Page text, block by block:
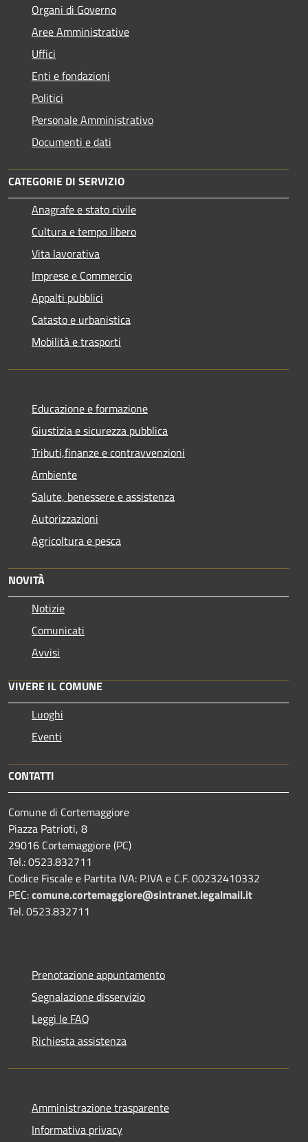
Organi di Governo
Aree Amministrative
Uffici
Enti e fondazioni
Politici
Personale Amministrativo
Documenti e dati
CATEGORIE DI SERVIZIO
Anagrafe e stato civile
Cultura e tempo libero
Vita lavorativa
Imprese e Commercio
Appalti pubblici
Catasto e urbanistica
Mobilità e trasporti
Educazione e formazione
Giustizia e sicurezza pubblica
Tributi,finanze e contravvenzioni
Ambiente
Salute, benessere e assistenza
Autorizzazioni
Agricoltura e pesca
NOVITÀ
Notizie
Comunicati
Avvisi
VIVERE IL COMUNE
Luoghi
Eventi
CONTATTI
Comune di Cortemaggiore
Piazza Patrioti, 8
29016 Cortemaggiore (PC)
Tel.: 0523.832711
Codice Fiscale e Partita IVA: P.IVA e C.F. 00232410332
PEC:comune.cortemaggiore@sintranet.legalmail.it
Tel. 0523.832711
Prenotazione appuntamento
Segnalazione disservizio
Leggi le FAQ
Richiesta assistenza
Amministrazione trasparente
Informativa privacy